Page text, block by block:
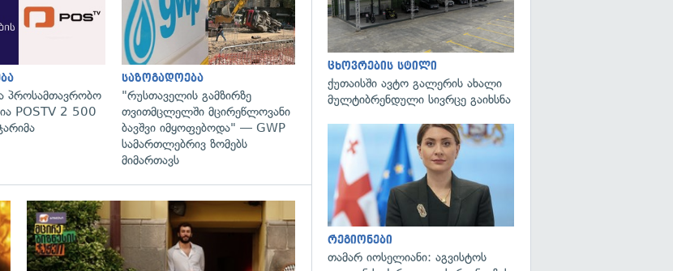
პროსამთავრობო
POSTV 2 500
საზოგადოება
"რუსთაველის გამზირზე
თვითმცლელში მცირეწლოვანი
ბავშვი იმყოფებოდა" — GWP
სამართლებრივ ზომებს
მიმართავს
გადახედვა
ცხოვრების სტილი
ქუთაისში ავტო გალერის ახალი
მულტიბრენდული სივრცე გაიხსნა
რეგიონები
თამარ იოსელიანი: აგვისტოს